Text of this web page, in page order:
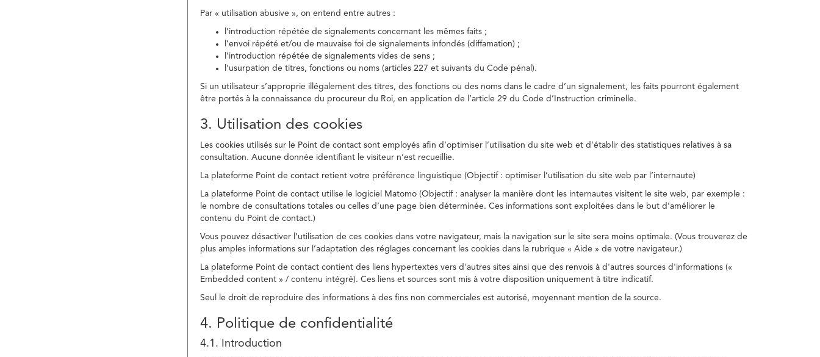
Par « utilisation abusive », on entend entre autres :
l’introduction répétée de signalements concernant les mêmes faits ;
l’envoi répété et/ou de mauvaise foi de signalements infondés (diffamation) ;
l’introduction répétée de signalements vides de sens ;
l’usurpation de titres, fonctions ou noms (articles 227 et suivants du Code pénal).
Si un utilisateur s’approprie illégalement des titres, des fonctions ou des noms dans le cadre d’un signalement, les faits pourront également
être portés à la connaissance du procureur du Roi, en application de l’article 29 du Code d’Instruction criminelle.
3. Utilisation des cookies
Les cookies utilisés sur le Point de contact sont employés afin d’optimiser l’utilisation du site web et d’établir des statistiques relatives à sa
consultation. Aucune donnée identifiant le visiteur n’est recueillie.
La plateforme Point de contact retient votre préférence linguistique (Objectif : optimiser l’utilisation du site web par l’internaute)
La plateforme Point de contact utilise le logiciel Matomo (Objectif : analyser la manière dont les internautes visitent le site web, par exemple :
le nombre de consultations totales ou celles d’une page bien déterminée. Ces informations sont exploitées dans le but d’améliorer le
contenu du Point de contact.)
Vous pouvez désactiver l’utilisation de ces cookies dans votre navigateur, mais la navigation sur le site sera moins optimale. (Vous trouverez de
plus amples informations sur l’adaptation des réglages concernant les cookies dans la rubrique « Aide » de votre navigateur.)
La plateforme Point de contact contient des liens hypertextes vers d'autres sites ainsi que des renvois à d'autres sources d'informations («
Embedded content » / contenu intégré). Ces liens et sources sont mis à votre disposition uniquement à titre indicatif.
Seul le droit de reproduire des informations à des fins non commerciales est autorisé, moyennant mention de la source.
4. Politique de confidentialité
4.1. Introduction